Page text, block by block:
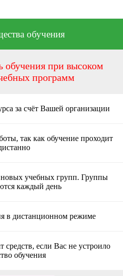
обучения
обучения при высоком
программ
за счёт Вашей организации
так как обучение проходит
учебных групп. Группы
каждый день
в дистанционном режиме
средств, если Вас не устроило
обучения